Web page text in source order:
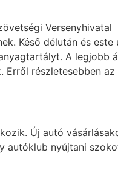
Versenyhivatal
Késő délután és este
A legjobb
részletesebben az
Új autó
autóklub nyújtani